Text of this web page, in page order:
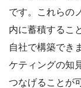
です。これらの
内に蓄積するこ
自社で構築でき
ケティングの知
つなげることが